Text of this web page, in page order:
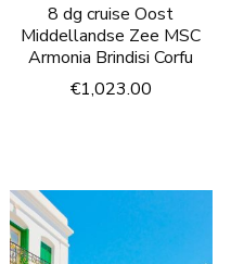
8 dg cruise Oost
Middellandse Zee MSC
Armonia Brindisi Corfu
€1,023.00